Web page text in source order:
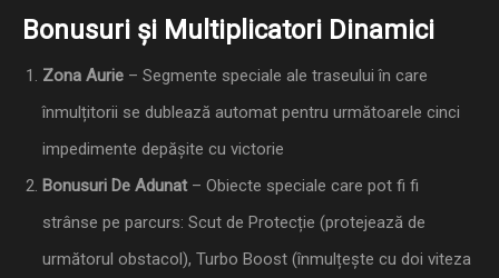
Bonusuri și Multiplicatori Dinamici
Zona Aurie – Segmente speciale ale traseului în care
înmulțitorii se dublează automat pentru următoarele cinci
impedimente depășite cu victorie
Bonusuri De Adunat – Obiecte speciale care pot fi fi
strânse pe parcurs: Scut de Protecție (protejează de
următorul obstacol), Turbo Boost (înmulțește cu doi viteza